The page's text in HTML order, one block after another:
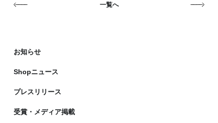
東京自社便のエリアを拡大します！
一覧へ
お知らせ
Shopニュース
プレスリリース
受賞・メディア掲載